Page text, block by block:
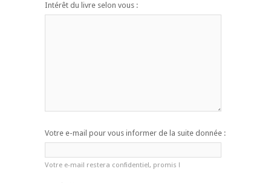
Intérêt du livre selon vous :
Votre e-mail pour vous informer de la suite donnée :
Votre e-mail restera confidentiel, promis !